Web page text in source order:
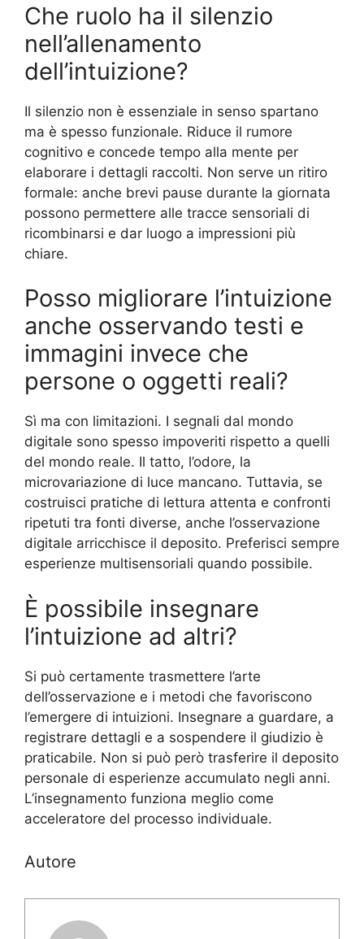
Che ruolo ha il silenzio
nell’allenamento
dell’intuizione?
Il silenzio non è essenziale in senso spartano
ma è spesso funzionale. Riduce il rumore
cognitivo e concede tempo alla mente per
elaborare i dettagli raccolti. Non serve un ritiro
formale: anche brevi pause durante la giornata
possono permettere alle tracce sensoriali di
ricombinarsi e dar luogo a impressioni più
chiare.
Posso migliorare l’intuizione
anche osservando testi e
immagini invece che
persone o oggetti reali?
Sì ma con limitazioni. I segnali dal mondo
digitale sono spesso impoveriti rispetto a quelli
del mondo reale. Il tatto, l’odore, la
microvariazione di luce mancano. Tuttavia, se
costruisci pratiche di lettura attenta e confronti
ripetuti tra fonti diverse, anche l’osservazione
digitale arricchisce il deposito. Preferisci sempre
esperienze multisensoriali quando possibile.
È possibile insegnare
l’intuizione ad altri?
Si può certamente trasmettere l’arte
dell’osservazione e i metodi che favoriscono
l’emergere di intuizioni. Insegnare a guardare, a
registrare dettagli e a sospendere il giudizio è
praticabile. Non si può però trasferire il deposito
personale di esperienze accumulato negli anni.
L’insegnamento funziona meglio come
acceleratore del processo individuale.
Autore